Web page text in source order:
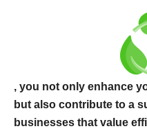
, you not only enhance
but also contribute to a
businesses that value